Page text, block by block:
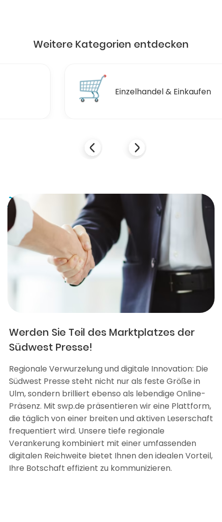
Weitere Kategorien entdecken
Einzelhandel & Einkaufen
Werden Sie Teil des Marktplatzes der
Südwest Presse!
Regionale Verwurzelung und digitale Innovation: Die
Südwest Presse steht nicht nur als feste Größe in
Ulm, sondern brilliert ebenso als lebendige Online-
Präsenz. Mit swp.de präsentieren wir eine Plattform,
die täglich von einer breiten und aktiven Leserschaft
frequentiert wird. Unsere tiefe regionale
Verankerung kombiniert mit einer umfassenden
digitalen Reichweite bietet Ihnen den idealen Vorteil,
Ihre Botschaft effizient zu kommunizieren.